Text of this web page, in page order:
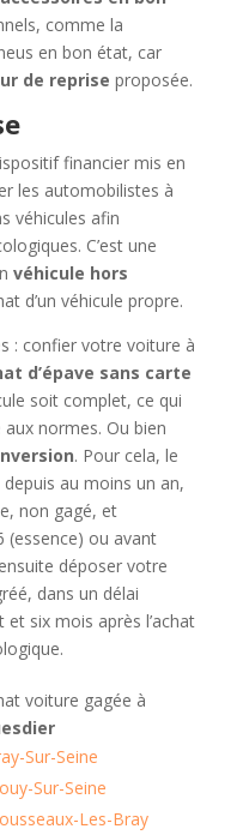
comme la
en bon état, car
de reprise proposée.
financier mis en
les automobilistes à
véhicules afin
C’est une
véhicule hors
d’un véhicule propre.
: confier votre voiture à
d’épave sans carte
soit complet, ce qui
normes. Ou bien
. Pour cela, le
au moins un an,
non gagé, et
(essence) ou avant
déposer votre
dans un délai
six mois après l’achat
voiture gagée à
Sur-Seine
Sur-Seine
Les-Bray